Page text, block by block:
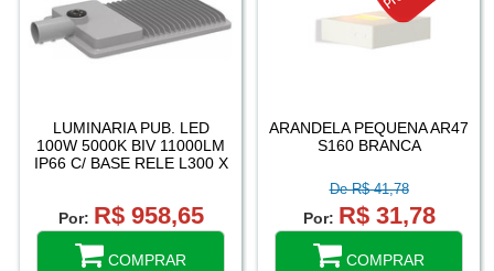
LUMINARIA PUB. LED
100W 5000K BIV 11000LM
IP66 C/ BASE RELE L300 X
Por: R$ 958,65
COMPRAR
ARANDELA PEQUENA AR47
S160 BRANCA
De R$ 41,78
Por: R$ 31,78
COMPRAR